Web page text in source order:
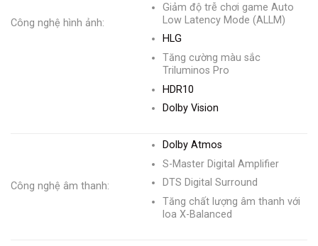
Công nghệ hình ảnh:
Giảm độ trễ chơi game Auto
Low Latency Mode (ALLM)
HLG
Tăng cường màu sắc
Triluminos Pro
HDR10
Dolby Vision
Công nghệ âm thanh:
Dolby Atmos
S-Master Digital Amplifier
DTS Digital Surround
Tăng chất lượng âm thanh với
loa X-Balanced